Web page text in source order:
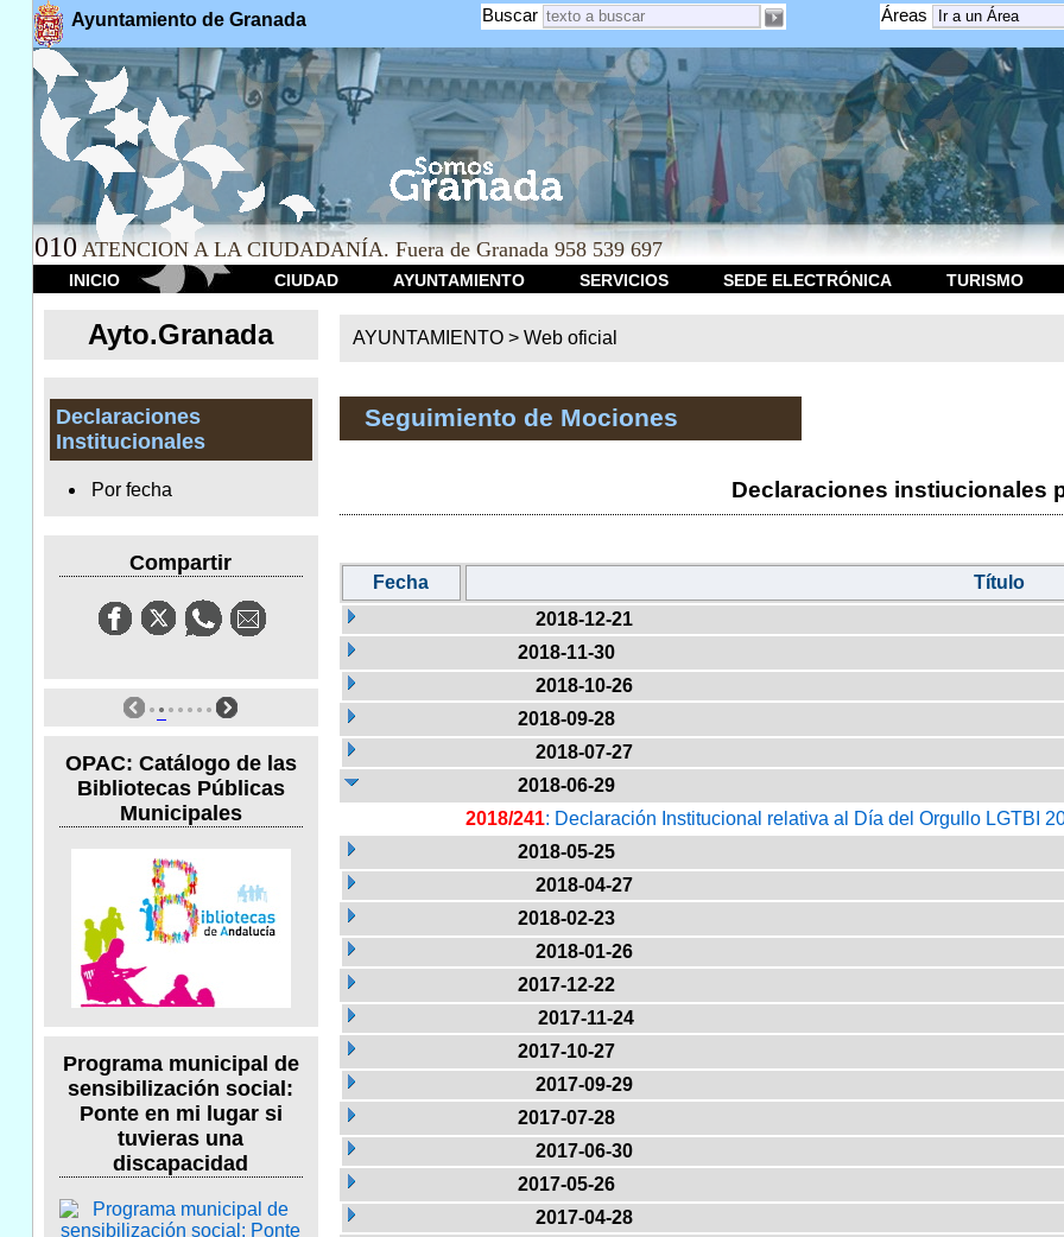
Ayuntamiento de Granada Áreas
Buscar
010 ATENCION A LA CIUDADANÍA. Fuera de Granada 958 539 697
INICIO CIUDAD AYUNTAMIENTO SERVICIOS SEDE ELECTRÓNICA TURISMO
Ayto.Granada
Declaraciones
Institucionales
Por fecha
Compartir
OPAC: Catálogo de las
Bibliotecas Públicas
Municipales
Programa municipal de
sensibilización social:
Ponte en mi lugar si
tuvieras una
discapacidad
AYUNTAMIENTO > Web oficial
Seguimiento de Mociones
Declaraciones instiucionales
Fecha
Título
2018-12-21
2018-11-30
2018-10-26
2018-09-28
2018-07-27
2018-06-29
2018/241: Declaración Institucional relativa al Día del Orgullo LGTBI
2018-05-25
2018-04-27
2018-02-23
2018-01-26
2017-12-22
2017-11-24
2017-10-27
2017-09-29
2017-07-28
2017-06-30
2017-05-26
2017-04-28